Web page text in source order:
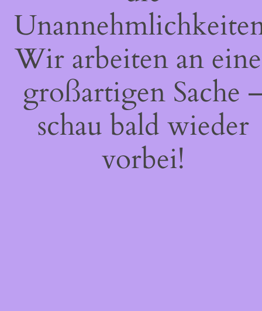
Wir arbeiten an
großartigen Sache
schau bald wieder
vorbei!